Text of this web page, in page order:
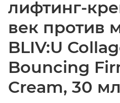
лифтинг-
век против
BLIV:U
Bouncing
Cream, 30 мл